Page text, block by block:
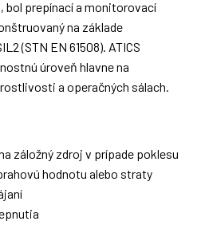
prepínací a monitorovací
na základe
(STN EN 61508). ATICS
úroveň hlavne na
a operačných sálach.
záložný zdroj v prípade poklesu
hodnotu alebo straty